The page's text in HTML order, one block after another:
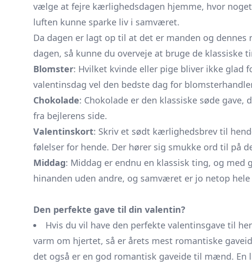
vælge at fejre kærlighedsdagen hjemme, hvor
luften kunne sparke liv i samværet.
Da dagen er lagt op til at det er manden og
dagen, så kunne du overveje at bruge de klassiske
Blomster: Hvilket kvinde eller pige bliver ikke glad
valentinsdag vel den bedste dag for
Chokolade: Chokolade er den klassiske søde
fra bejlerens side.
Valentinskort: Skriv et sødt kærlighedsbrev til
følelser for hende. Der hører sig smukke ord til på
Middag: Middag er endnu en klassisk ting, og med
hinanden uden andre, og samværet er jo netop
Den perfekte gave til din valentin?
Hvis du vil have den perfekte valentinsgave til
varm om hjertet, så er årets mest romantiske
det også er en god romantisk gaveide til mænd. En